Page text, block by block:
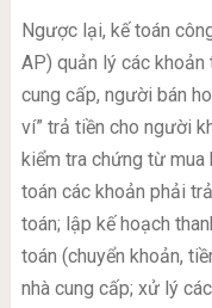
Ngược lại, kế toán
AP) quản lý các khoản
cung cấp, người bán
ví” trả tiền cho người
kiểm tra chứng từ mua
toán các khoản phải
toán; lập kế hoạch
toán (chuyển khoản,
nhà cung cấp; xử lý